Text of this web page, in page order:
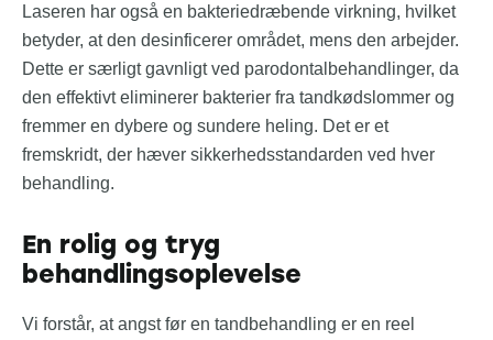
Laseren har også en bakteriedræbende virkning, hvilket
betyder, at den desinficerer området, mens den arbejder.
Dette er særligt gavnligt ved parodontalbehandlinger, da
den effektivt eliminerer bakterier fra tandkødslommer og
fremmer en dybere og sundere heling. Det er et
fremskridt, der hæver sikkerhedsstandarden ved hver
behandling.
En rolig og tryg
behandlingsoplevelse
Vi forstår, at angst før en tandbehandling er en reel